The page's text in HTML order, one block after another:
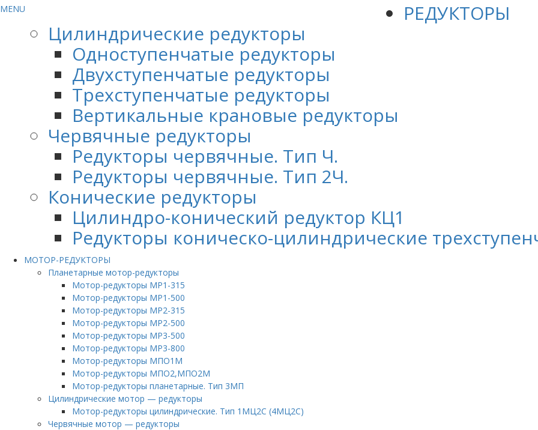
MENU
РЕДУКТОРЫ
Цилиндрические редукторы
Одноступенчатые редукторы
Двухступенчатые редукторы
Трехступенчатые редукторы
Вертикальные крановые редукторы
Червячные редукторы
Редукторы червячные. Тип Ч.
Редукторы червячные. Тип 2Ч.
Конические редукторы
Цилиндро-конический редуктор КЦ1
Редукторы коническо-цилиндрические
МОТОР-РЕДУКТОРЫ
Планетарные мотор-редукторы
Мотор-редукторы МР1-315
Мотор-редукторы МР1-500
Мотор-редукторы МР2-315
Мотор-редукторы МР2-500
Мотор-редукторы МР3-500
Мотор-редукторы МР3-800
Мотор-редукторы МПО1М
Мотор-редукторы МПО2,МПО2М
Мотор-редукторы планетарные. Тип 3МП
Цилиндрические мотор — редукторы
Мотор-редукторы цилиндрические. Тип 1МЦ2С (4МЦ2С)
Червячные мотор — редукторы